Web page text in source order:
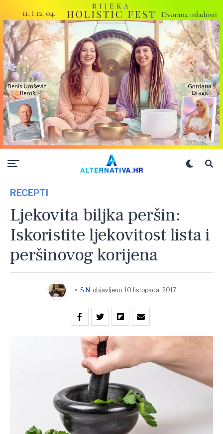
RECEPTI
Ljekovita biljka peršin:
Iskoristite ljekovitost lista i
peršinovog korijena
> S N objavljeno 10 listopada, 2017